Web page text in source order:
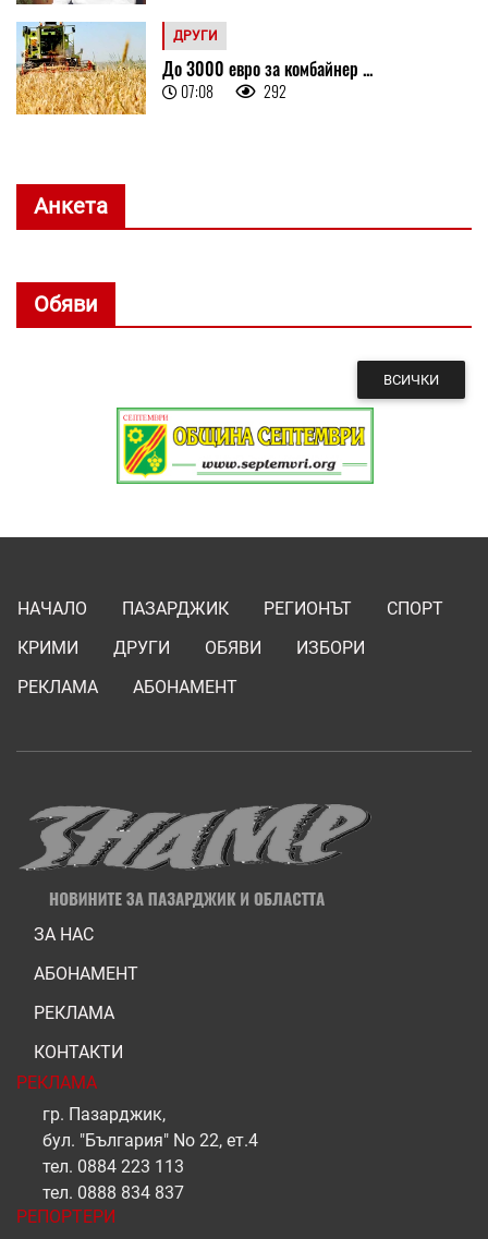
ДРУГИ
До 3000 евро за комбайнер ...
07:08 292
Анкета
Обяви
ВСИЧКИ
НАЧАЛО ПАЗАРДЖИК РЕГИОНЪТ
СПОРТ
КРИМИ
ДРУГИ ОБЯВИ
ИЗБОРИ
РЕКЛАМА
АБОНАМЕНТ
ЗА НАС
АБОНАМЕНТ
РЕКЛАМА
КОНТАКТИ
РЕКЛАМА
гр. Пазарджик,
бул. "България" No 22, ет.4
тел. 0884 223 113
тел. 0888 834 837
РЕПОРТЕРИ